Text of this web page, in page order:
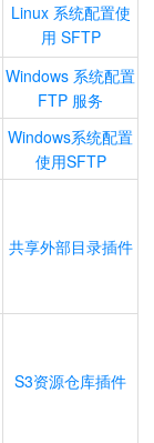
Linux 系统配置使
用 SFTP
Windows 系统配置
FTP 服务
Windows系统配置
使用SFTP
共享外部目录插件
S3资源仓库插件